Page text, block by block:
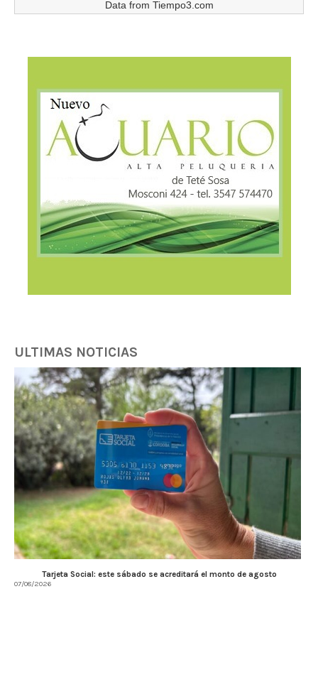
Data from Tiempo3.com
ULTIMAS NOTICIAS
Tarjeta Social: este sábado se acreditará el monto de agosto
07/08/2026